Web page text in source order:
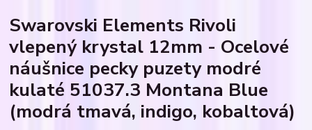
Swarovski Elements Rivoli
vlepený krystal 12mm - Ocelové
náušnice pecky puzety modré
kulaté 51037.3 Montana Blue
(modrá tmavá, indigo, kobaltová)